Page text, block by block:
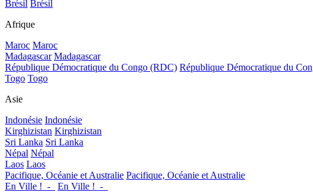
Brésil Brésil
Afrique
Maroc Maroc
Madagascar Madagascar
République Démocratique du Congo (RDC) République Démocratique du
Togo Togo
Asie
Indonésie Indonésie
Kirghizistan Kirghizistan
Sri Lanka Sri Lanka
Népal Népal
Laos Laos
Pacifique, Océanie et Australie Pacifique, Océanie et Australie
En Ville !_-_
En Ville !_-_